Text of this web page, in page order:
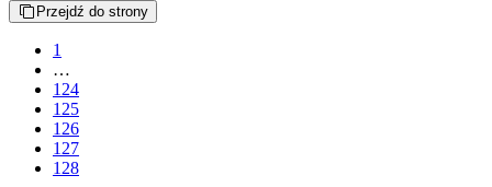
Przejdź do strony
1
…
124
125
126
127
128